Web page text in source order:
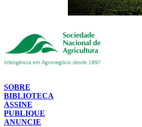
SOBRE
BIBLIOTECA
ASSINE
PUBLIQUE
ANUNCIE